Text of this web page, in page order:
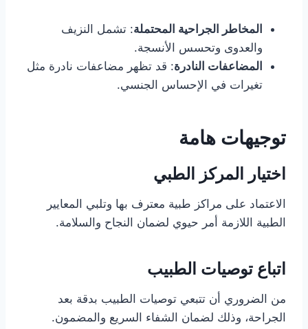
المخاطر الجراحية المحتملة: تشمل النزيف
والعدوى وتحسس الأنسجة.
المضاعفات النادرة: قد تظهر مضاعفات نادرة مثل
تغيرات في الإحساس الجنسي.
توجيهات هامة
اختيار المركز الطبي
الاعتماد على مراكز طبية معترف بها وتلبي المعايير
الطبية اللازمة أمر حيوي لضمان النجاح والسلامة.
اتباع توصيات الطبيب
من الضروري أن تتبعي توصيات الطبيب بدقة بعد
الجراحة، وذلك لضمان الشفاء السريع والمضمون.